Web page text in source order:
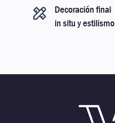
Decoración final
in situ y estilismo